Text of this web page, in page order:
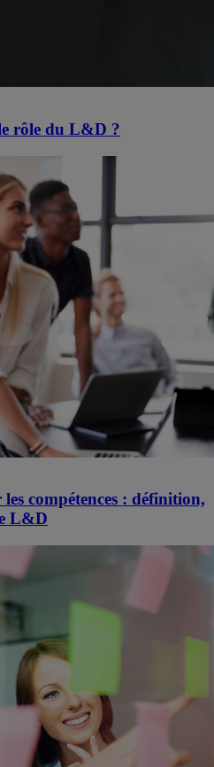
rôle du L&D ?
compétences : définition,
L&D